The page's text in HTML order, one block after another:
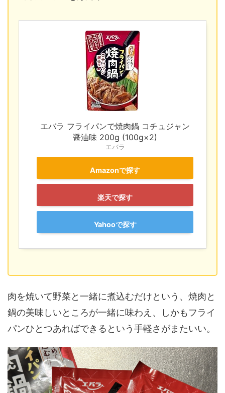
エバラ フライパンで焼肉鍋 コチュジャン
醤油味 200g (100g×2)
エバラ
Amazonで探す
楽天で探す
Yahooで探す
肉を焼いて野菜と一緒に煮込むだけという、焼肉と
鍋の美味しいところが一緒に味わえ、しかもフライ
パンひとつあればできるという手軽さがまたいい。